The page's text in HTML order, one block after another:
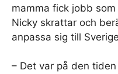
mamma fick jobb
Nicky skrattar och
anpassa sig till
– Det var på den